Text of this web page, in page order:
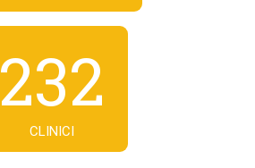
232
CLINICI